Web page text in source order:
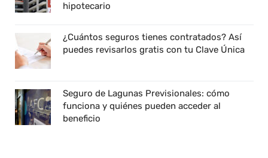
hipotecario
¿Cuántos seguros tienes contratados? Así
puedes revisarlos gratis con tu Clave Única
Seguro de Lagunas Previsionales: cómo
funciona y quiénes pueden acceder al
beneficio